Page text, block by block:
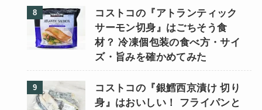
コストコの『アトランティック
サーモン切身』はごちそう食
材？ 冷凍個包装の食べ方・サイ
ズ・旨みを確かめてみた
コストコの『銀鱈西京漬け 切り
身』はおいしい！ フライパンと